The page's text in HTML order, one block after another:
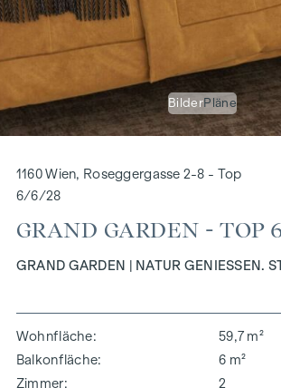
BilderPläne
1160 Wien, Roseggergasse 2-8 - Top
6/6/28
GRAND GARDEN - TOP
GRAND GARDEN | NATUR GENIESSEN.
Wohnfläche
59,7 m²
Balkonfläche
6 m²
Zimmer
2